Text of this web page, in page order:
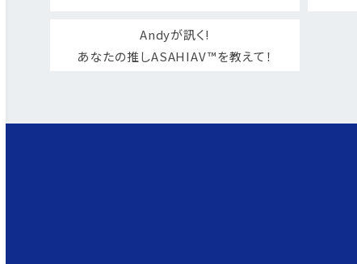
Andyが訊く!
あなたの推しASAHIAV™を教えて！